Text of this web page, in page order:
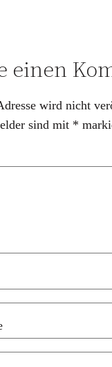
einen
wird nicht
sind mit *